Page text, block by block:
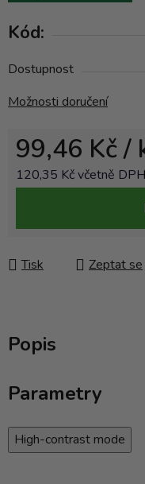
Kód:
Dostupnost
Možnosti doručení
99,46 Kč/
120,35 Kč včetně DPH
Tisk Zeptat se
Popis
Parametry
High-contrast mode